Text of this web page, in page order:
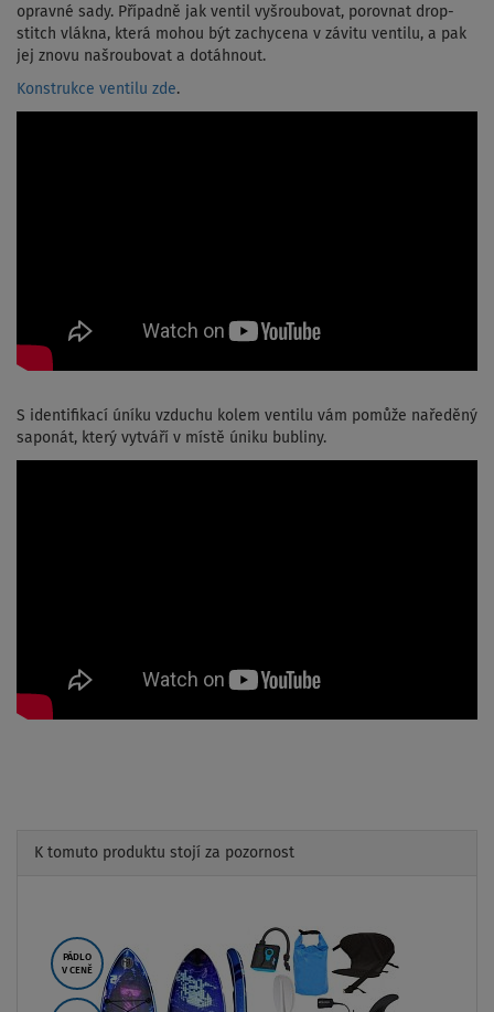
opravné sady. Případně jak ventil vyšroubovat, porovnat drop-
stitch vlákna, která mohou být zachycena v závitu ventilu, a pak
jej znovu našroubovat a dotáhnout.
Konstrukce ventilu zde.
S identifikací úníku vzduchu kolem ventilu vám pomůže naředěný
saponát, který vytváří v místě úniku bubliny.
K tomuto produktu stojí za pozornost
PÁDLO
V CENĚ